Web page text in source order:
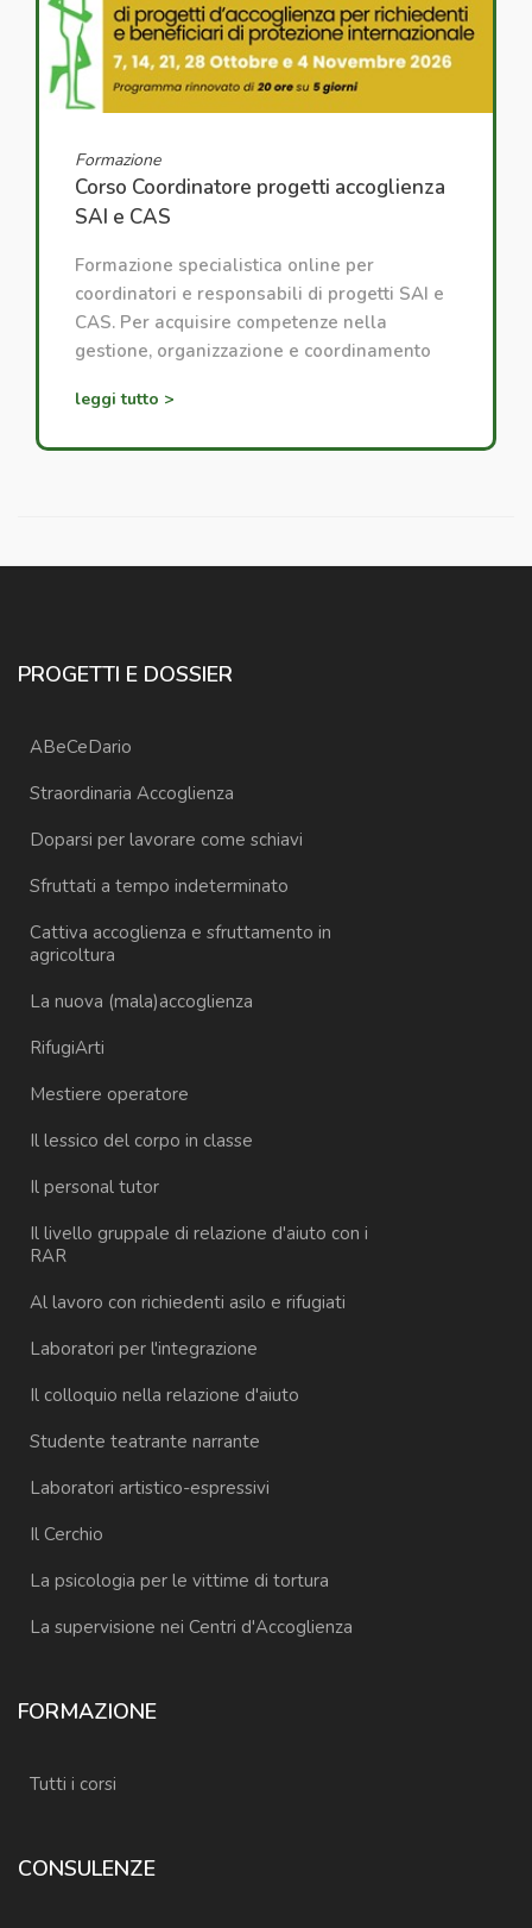
Formazione
Corso Coordinatore progetti accoglienza
SAI e CAS
Formazione specialistica online per
coordinatori e responsabili di progetti SAI e
CAS. Per acquisire competenze nella
gestione, organizzazione e coordinamento
leggi tutto >
PROGETTI E DOSSIER
ABeCeDario
Straordinaria Accoglienza
Doparsi per lavorare come schiavi
Sfruttati a tempo indeterminato
Cattiva accoglienza e sfruttamento in
agricoltura
La nuova (mala)accoglienza
RifugiArti
Mestiere operatore
Il lessico del corpo in classe
Il personal tutor
Il livello gruppale di relazione d'aiuto con i
RAR
Al lavoro con richiedenti asilo e rifugiati
Laboratori per l'integrazione
Il colloquio nella relazione d'aiuto
Studente teatrante narrante
Laboratori artistico-espressivi
Il Cerchio
La psicologia per le vittime di tortura
La supervisione nei Centri d'Accoglienza
FORMAZIONE
Tutti i corsi
CONSULENZE